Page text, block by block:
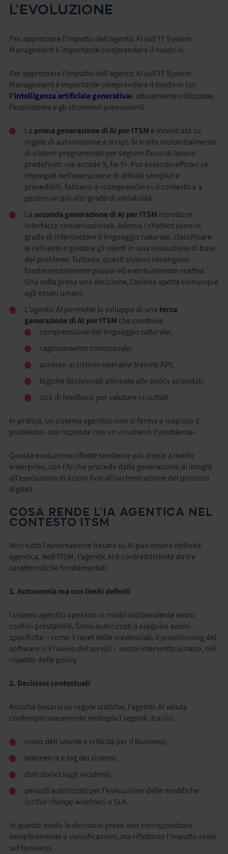
L’EVOLUZIONE
Per apprezzare l’impatto dell’agentic AI sull’IT System
Management è importante comprendere il modo in
Per apprezzare l’impatto dell’agentic AI sull’IT System
Management è importante comprendere il modo in cui
l’intelligenza artificiale generativaè attualmente utilizzatae
l’ecosistema e gli strumenti preesistenti.
La prima generazione di AI per ITSM è incentrata su
regole di automazione e script. Si tratta sostanzialmente
di sistemi programmati per seguire flussi di lavoro
predefiniti: «se accade X, fai Y». Pur essendo efficaci se
impiegati nell’esecuzione di attività semplici e
prevedibili, faticano a «comprendere» il contesto e a
gestire un più alto grado di variabilità.
La seconda generazione di AI per ITSM introduce
interfacce conversazionali. Adesso i chatbot sono in
grado di interpretare il linguaggio naturale, classificare
le richieste e guidare gli utenti in una risoluzione di base
dei problemi. Tuttavia, questi sistemi rimangono
fondamentalmente passivi ed eventualmente reattivi.
Una volta presa una decisione, l’azione spetta comunque
agli esseri umani.
L’agentic AI permette lo sviluppo di unaterza
generazione di AI per ITSM che combina:
comprensione del linguaggio naturale;
ragionamento contestuale;
accesso ai sistemi operativi tramite API;
logiche decisionali allineate alle policy aziendali;
cicli di feedback per valutare i risultati.
In pratica, un sistema agentico non si ferma a «capisco il
problema» ma risponde con un «risolverò il problema».
Questa evoluzione riflette tendenze più ampie a livello
enterprise, con l’AI che procede dalla generazione di insight
all’esecuzione di azioni fino all’orchestrazione dei processi
digitali.
COSA RENDE L’IA AGENTICA NEL
CONTESTO ITSM
Non tutta l’automazione basata su AI può essere definita
agentica. Nell’ITSM, l’agentic AI è contraddistinta da tre
caratteristiche fondamentali.
1. Autonomia ma con limiti definiti
I sistemi agentici operano in modo indipendente entro
confini prestabiliti. Sono autorizzati a eseguire azioni
specifiche – come il reset delle credenziali, il provisioning del
software o il riavvio dei servizi – senza intervento umano, nel
rispetto delle policy.
2. Decisioni contestuali
Anziché basarsi su regole statiche, l’agentic AI valuta
contemporaneamente molteplici segnali, tra cui:
ruolo dell’utente e criticità per il business,
telemetria e log dei sistemi,
dati storici sugli incidenti,
periodi autorizzati per l’esecuzione delle modifiche
(active change windows) e SLA.
In questo modo le decisioni prese non corrispondono
semplicemente a classificazioni, ma riflettono l’impatto reale
sul business.